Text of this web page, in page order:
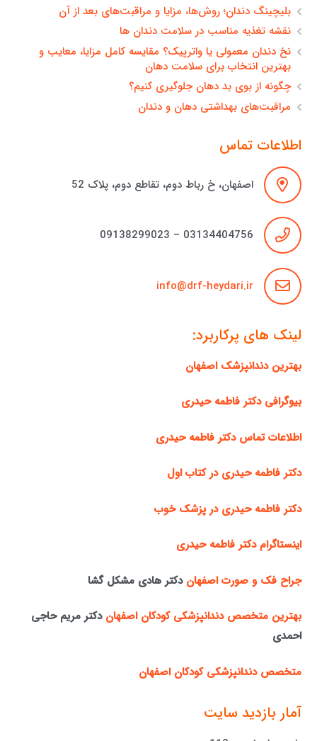
بلیچینگ دندان؛ روش‌ها، مزایا و مراقبت‌های بعد از آن
نقشه تغذیه مناسب در سلامت دندان ها
نخ دندان معمولی یا واترپیک؟ مقایسه کامل مزایا، معایب و
بهترین انتخاب برای سلامت دهان
چگونه از بوی بد دهان جلوگیری کنیم؟
مراقبت‌های بهداشتی دهان و دندان
اطلاعات تماس
اصفهان، خ رباط دوم، تقاطع دوم، پلاک 52
03134404756 – 09138299023
info@drf-heydari.ir
لینک های پرکاربرد:
بهترین دندانپزشک اصفهان
بیوگرافی دکتر فاطمه حیدری
اطلاعات تماس دکتر فاطمه حیدری
دکتر فاطمه حیدری در کتاب اول
دکتر فاطمه حیدری در پزشک خوب
اینستاگرام دکتر فاطمه حیدری
جراح فک و صورت اصفهان دکتر هادی مشکل گشا
بهترین متخصص دندانپزشکی کودکان اصفهان دکتر مریم حاجی
احمدی
متخصص دندانپزشکی کودکان اصفهان
آمار بازدید سایت